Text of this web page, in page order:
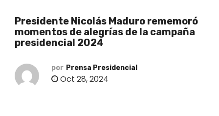
Presidente Nicolás Maduro rememoró
momentos de alegrías de la campaña
presidencial 2024
por Prensa Presidencial
Oct 28, 2024